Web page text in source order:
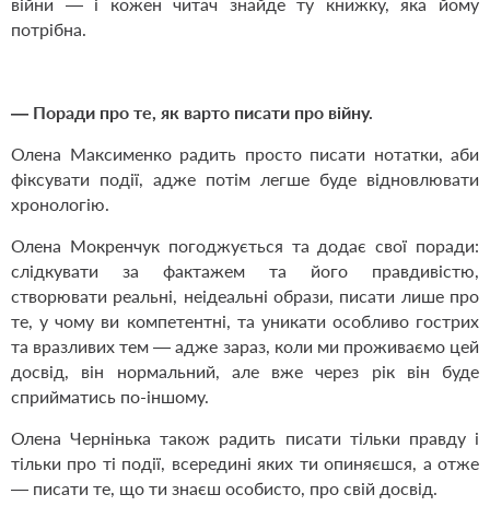
потрібна.
— Поради про те, як варто писати про війну.
Олена Максименко радить просто писати нотатки, аби
фіксувати події, адже потім легше буде відновлювати
хронологію.
Олена Мокренчук погоджується та додає свої поради:
слідкувати за фактажем та його правдивістю,
створювати реальні, неідеальні образи, писати лише про
те, у чому ви компетентні, та уникати особливо гострих
та вразливих тем — адже зараз, коли ми проживаємо цей
досвід, він нормальний, але вже через рік він буде
сприйматись по-іншому.
Олена Чернінька також радить писати тільки правду і
тільки про ті події, всередині яких ти опиняєшся, а отже
— писати те, що ти знаєш особисто, про свій досвід.